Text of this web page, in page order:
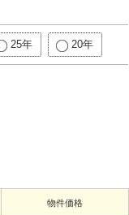
25年 20年
物件価格